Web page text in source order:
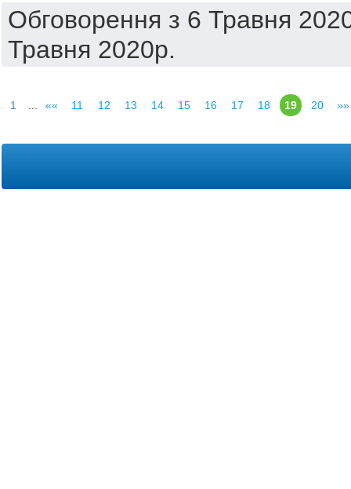
Обговорення з 6 Травня
Травня 2020р.
1 «« 11 12 13 14 15 16 17 18 19 20 »»